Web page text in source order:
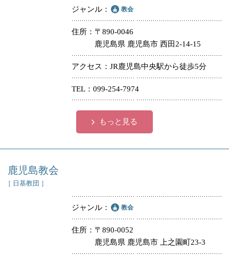
ジャンル 教会
住所
〒890-0046
鹿児島県 鹿児島市 西田2-14-15
アクセス JR鹿児島中央駅から徒歩5分
TEL 099-254-7974
もっと見る
鹿児島教会
［ 日基教団 ］
ジャンル 教会
住所
〒890-0052
鹿児島県 鹿児島市 上之園町23-3